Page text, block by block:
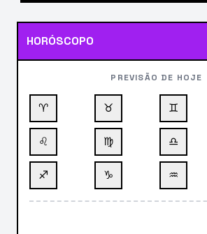
HORÓSCOPO
PREVISÃO DE HOJE
♈ ♉ ♊
♌ ♍ ♎
♐ ♑ ♒